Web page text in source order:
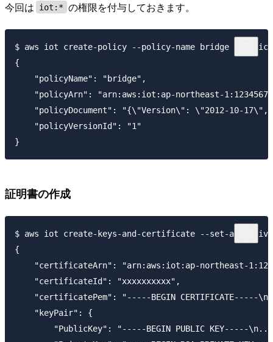
今回は iot:* の権限を付与しておきます。
$ aws iot create-policy --policy-name bridge --
{
    "policyName": "bridge",
"policyArn": "arn:aws:iot:ap-northeast-
"policyDocument": "{\"Version\": \"2012-10-
    "policyVersionId": "1"
証明書の作成
$ aws iot create-keys-and-certificate --set-as-
{
"certificateArn": "arn:aws:iot:ap-northeast-
    "certificateId": "xxxxxxxxxx",
"certificatePem": "-----BEGIN CERTIFICATE-----
    "keyPair": {
"PublicKey": "-----BEGIN PUBLIC KEY-----